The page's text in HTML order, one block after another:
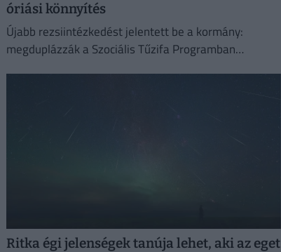
óriási könnyítés
Újabb rezsiintézkedést jelentett be a kormány:
megduplázzák a Szociális Tűzifa Programban
Ritka égi jelenségek tanúja lehet, aki az eget